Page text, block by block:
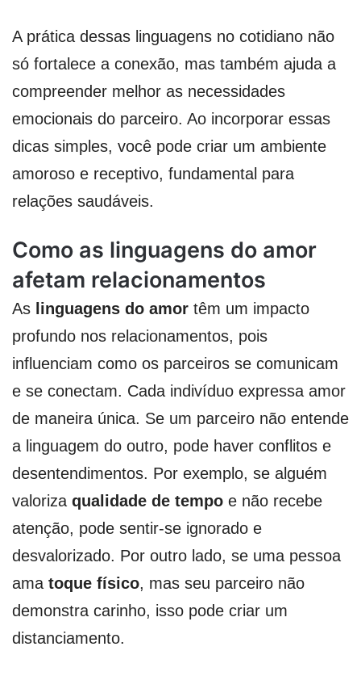
A prática dessas linguagens no cotidiano não
só fortalece a conexão, mas também ajuda a
compreender melhor as necessidades
emocionais do parceiro. Ao incorporar essas
dicas simples, você pode criar um ambiente
amoroso e receptivo, fundamental para
relações saudáveis.
Como as linguagens do amor
afetam relacionamentos
As linguagens do amor têm um impacto
profundo nos relacionamentos, pois
influenciam como os parceiros se comunicam
e se conectam. Cada indivíduo expressa amor
de maneira única. Se um parceiro não entende
a linguagem do outro, pode haver conflitos e
desentendimentos. Por exemplo, se alguém
valoriza qualidade de tempo e não recebe
atenção, pode sentir-se ignorado e
desvalorizado. Por outro lado, se uma pessoa
ama toque físico, mas seu parceiro não
demonstra carinho, isso pode criar um
distanciamento.